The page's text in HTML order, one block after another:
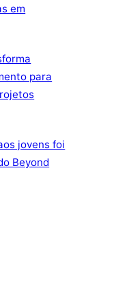
em
para
jovens foi
Beyond